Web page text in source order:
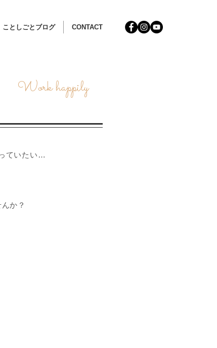
ことしごとブログ CONTACT
​Work happily
ていたい…
か？